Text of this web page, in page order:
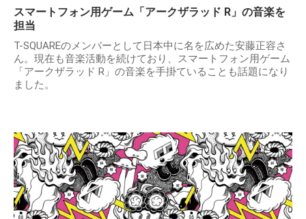
スマートフォン用ゲーム「アークザラッド R」の音楽を
担当
T-SQUAREのメンバーとして日本中に名を広めた安藤正容さ
ん。現在も音楽活動を続けており、スマートフォン用ゲーム
「アークザラッド R」の音楽を手掛ていることも話題になり
ました。